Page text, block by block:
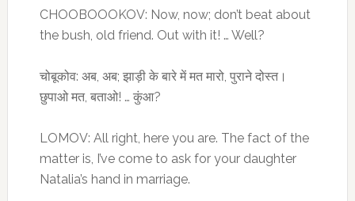
CHOOBOOOKOV: Now, now; don’t beat about
the bush, old friend. Out with it! … Well?
चोबूकोव: अब, अब; झाड़ी के बारे में मत मारो, पुराने दोस्त।
छुपाओ मत, बताओ! … कुंआ?
LOMOV: All right, here you are. The fact of the
matter is, I’ve come to ask for your daughter
Natalia’s hand in marriage.